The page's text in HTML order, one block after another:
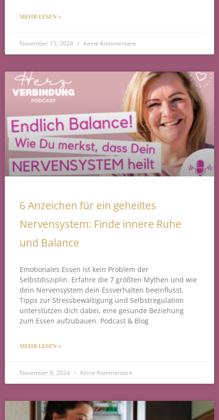
MEHR LESEN »
November 15, 2024 Keine Kommentare
6 Anzeichen für ein geheiltes
Nervensystem: Finde innere Ruhe
und Balance
Emotionales Essen ist kein Problem der
Selbstdisziplin. Erfahre die 7 größten Mythen und wie
dein Nervensystem dein Essverhalten beeinflusst.
Tipps zur Stressbewältigung und Selbstregulation
unterstützen dich dabei, eine gesunde Beziehung
zum Essen aufzubauen. Podcast & Blog
MEHR LESEN »
November 8, 2024 Keine Kommentare